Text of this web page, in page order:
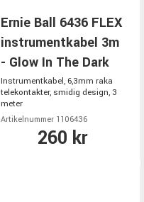
Ernie Ball 6436 FLEX
instrumentkabel 3m
- Glow In The Dark
Instrumentkabel, 6,3mm raka
telekontakter, smidig design, 3
meter
Artikelnummer 1106436
260 kr